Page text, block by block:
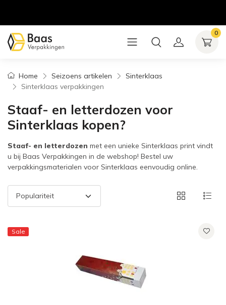
0
Home Seizoens artikelen
Sinterklaas
Sinterklaas verpakkingen
Staaf- en letterdozen voor
Sinterklaas kopen?
Staaf- en letterdozen met een unieke Sinterklaas print vindt
u bij Baas Verpakkingen in de webshop! Bestel uw
verpakkingsmaterialen voor Sinterklaas eenvoudig online.
Sale